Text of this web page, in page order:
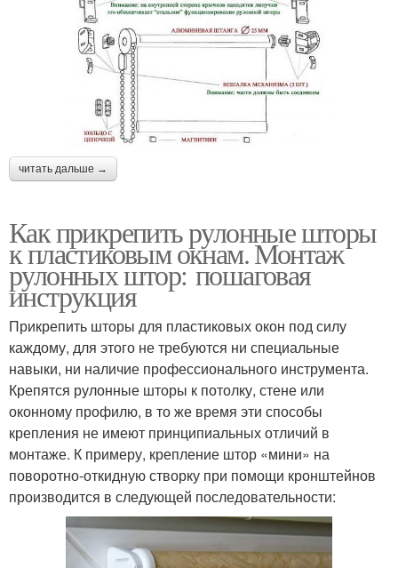
читать дальше →
Как прикрепить рулонные шторы
к пластиковым окнам. Монтаж
рулонных штор: пошаговая
инструкция
Прикрепить шторы для пластиковых окон под силу
каждому, для этого не требуются ни специальные
навыки, ни наличие профессионального инструмента.
Крепятся рулонные шторы к потолку, стене или
оконному профилю, в то же время эти способы
крепления не имеют принципиальных отличий в
монтаже. К примеру, крепление штор «мини» на
поворотно-откидную створку при помощи кронштейнов
производится в следующей последовательности: